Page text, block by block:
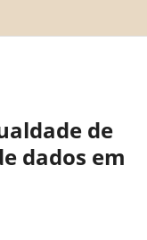
de
dados em